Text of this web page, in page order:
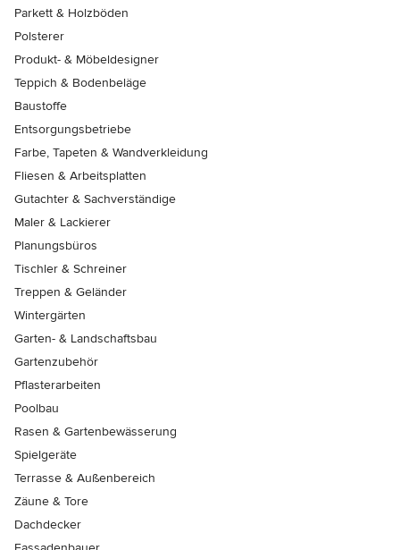
Parkett & Holzböden
Polsterer
Produkt- & Möbeldesigner
Teppich & Bodenbeläge
Baustoffe
Entsorgungsbetriebe
Farbe, Tapeten & Wandverkleidung
Fliesen & Arbeitsplatten
Gutachter & Sachverständige
Maler & Lackierer
Planungsbüros
Tischler & Schreiner
Treppen & Geländer
Wintergärten
Garten- & Landschaftsbau
Gartenzubehör
Pflasterarbeiten
Poolbau
Rasen & Gartenbewässerung
Spielgeräte
Terrasse & Außenbereich
Zäune & Tore
Dachdecker